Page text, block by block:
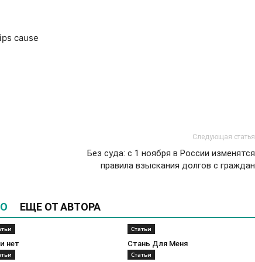
cause
Следующая статья
Без суда: с 1 ноября в России изменятся
правила взыскания долгов с граждан
ЕЩЕ ОТ АВТОРА
нет
Статьи
Стань Для Меня
Статьи